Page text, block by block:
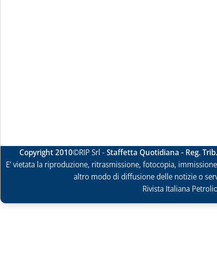
Copyright 2010©RIP Srl -Staffetta Quotidiana - Reg.
E' vietata la riproduzione, ritrasmissione, fotocopia,
altro modo di diffusione delle notizie o
Rivista Italiana